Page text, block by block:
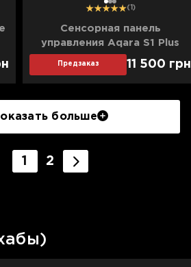
12 3 (1)
Сенсорная панель
управления Aqara S1 Plus
Предзаказ 11 500 грн
больше
1 2